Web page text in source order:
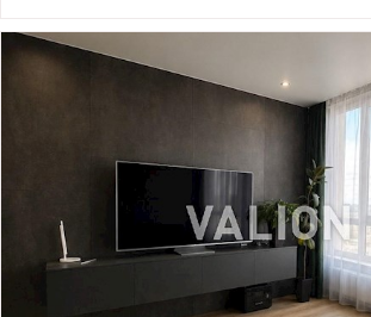
санузел смежный, есть газ, что очень
Все, что на фото – остается. Дом расположен
это тишина и покой гарантированы.
инфраструктура: рядом остановка
детских садов, магазины и супермаркеты,
поликлиника – все в пешей доступности. На
транспорте до метро Левобережная 10 минут,
20 минут. Транспорт постоянно ходит.
подойдет как для проживания, так и для
Документы готовы к соглашению. Звоните!
Марина 0505077158 valion.ua /1144801